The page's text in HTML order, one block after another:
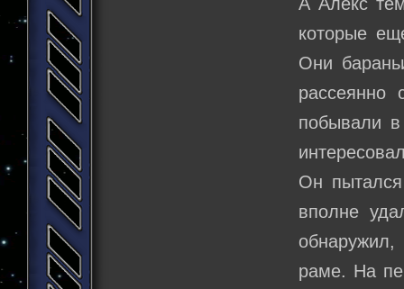
которые
Они
рассеянно
побывали
Он
вполне
раме. На